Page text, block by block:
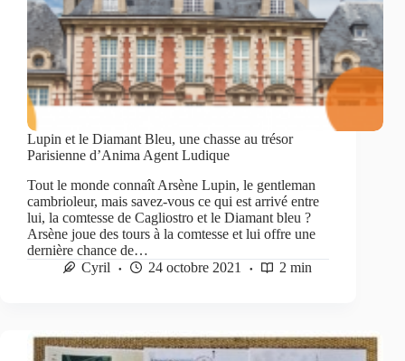
Lupin et le Diamant Bleu, une chasse au trésor
Parisienne d’Anima Agent Ludique
Tout le monde connaît Arsène Lupin, le gentleman
cambrioleur, mais savez-vous ce qui est arrivé entre
lui, la comtesse de Cagliostro et le Diamant bleu ?
Arsène joue des tours à la comtesse et lui offre une
dernière chance de…
Cyril
24 octobre 2021 2 min